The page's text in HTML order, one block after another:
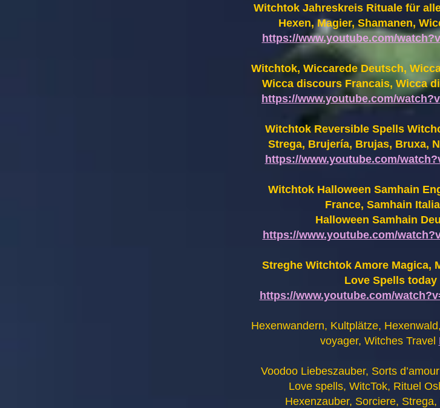
Witchtok Jahreskreis Rituale für
Hexen,Magier, Shamanen,
https://www.youtube.com/
Witchtok, Wiccarede Deutsch,
Wicca discours Francais, Wicca
https://www.youtube.com/
Witchtok Reversible Spells
Strega, Brujería, Brujas, Bruxa,
https://www.youtube.com/
Witchtok Halloween Samhain
France, Samhain
Halloween Samhain
https://www.youtube.com/
Streghe Witchtok Amore Magica,
Love Spells today
https://www.youtube.com/
Hexenwandern, Kultplätze,
voyager, Witches Travel
Voodoo Liebeszauber, Sorts
Love spells, WitcTok, Rituel
Hexenzauber, Sorciere, Strega,